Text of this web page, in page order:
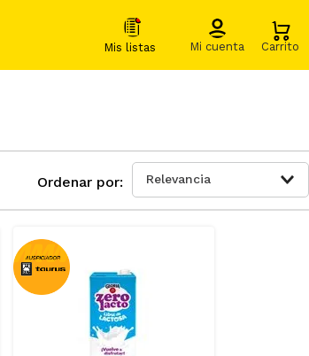
Relevancia